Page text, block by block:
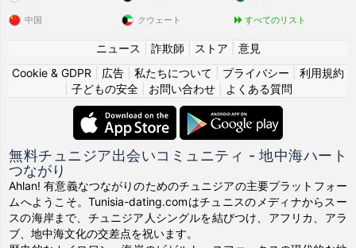
中国 クウェート すべてのリスト
ニュース 詐欺師 ストア
意見
Cookie & GDPR
広告 私たちについて プライバシー
利用規約
子どもの安全| お問い合わせ| よくある質問
無料チュニジア出会いコミュニティ - 地中海ハート
つながり
Ahlan! 有意義なつながりのためのチュニジアの主要プラットフォー
ムへようこそ。Tunisia-dating.comはチュニスのメディナからスー
スの海岸まで、チュニジア人シングルを結びつけ、アフリカ、アラ
ブ、地中海文化の交差点を祝います。